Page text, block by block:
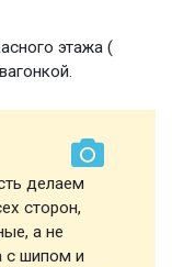
этажа (
делаем
сторон,
а не
с шипом и